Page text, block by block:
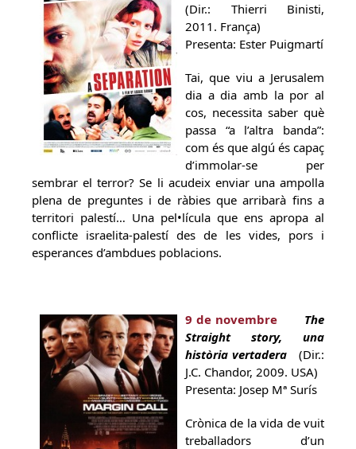
(Dir.: Thierri Binisti,
2011. França)
Presenta: Ester Puigmartí
Tai, que viu a Jerusalem
dia a dia amb la por al
cos, necessita saber què
passa “a l’altra banda”:
com és que algú és capaç
d’immolar-se per
sembrar el terror? Se li acudeix enviar una ampolla
plena de preguntes i de ràbies que arribarà fins a
territori palestí… Una pel•lícula que ens apropa al
conflicte israelita-palestí des de les vides, pors i
esperances d’ambdues poblacions.
9 de novembre
The
Straight story, una
història vertadera
(Dir.:
J.C. Chandor, 2009. USA)
Presenta: Josep Mª Surís
Crònica de la vida de vuit
treballadors d’un